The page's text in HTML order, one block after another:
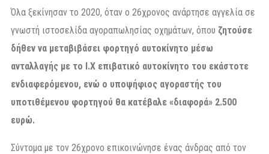
Όλα ξεκίνησαν το 2020, όταν ο 26χρονος ανάρτησε αγγελία σε
γνωστή ιστοσελίδα αγοραπωλησίας οχημάτων, όπου ζητούσε
δήθεν να μεταβιβάσει φορτηγό αυτοκίνητο μέσω
ανταλλαγής με το Ι.Χ επιβατικό αυτοκίνητο του εκάστοτε
ενδιαφερόμενου, ενώ ο υποψήφιος αγοραστής του
υποτιθέμενου φορτηγού θα κατέβαλε «διαφορά» 2.500
ευρώ.
Σύντομα με τον 26χρονο επικοινώνησε ένας άνδρας από τον